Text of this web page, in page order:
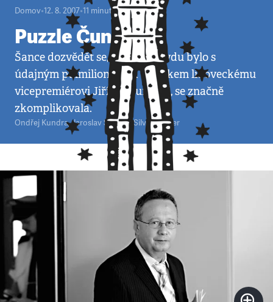
Domov•12. 8. 2007•11 minut
Puzzle Čunek
Šance dozvědět se, jak to opravdu bylo s
údajným půlmilionovým úplatkem lidoveckému
vicepremiérovi Jiřímu Čunkovi, se značně
zkomplikovala.
Ondřej Kundra,Jaroslav Spurný ,Silvie Lauder